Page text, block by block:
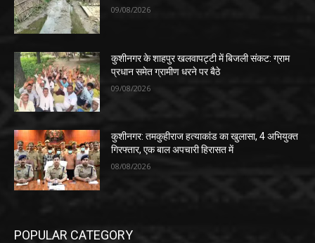
09/08/2026
कुशीनगर के शाहपुर खलवापट्टी में बिजली संकट: ग्राम
प्रधान समेत ग्रामीण धरने पर बैठे
09/08/2026
कुशीनगर: तमकुहीराज हत्याकांड का खुलासा, 4 अभियुक्त
गिरफ्तार, एक बाल अपचारी हिरासत में
08/08/2026
POPULAR CATEGORY